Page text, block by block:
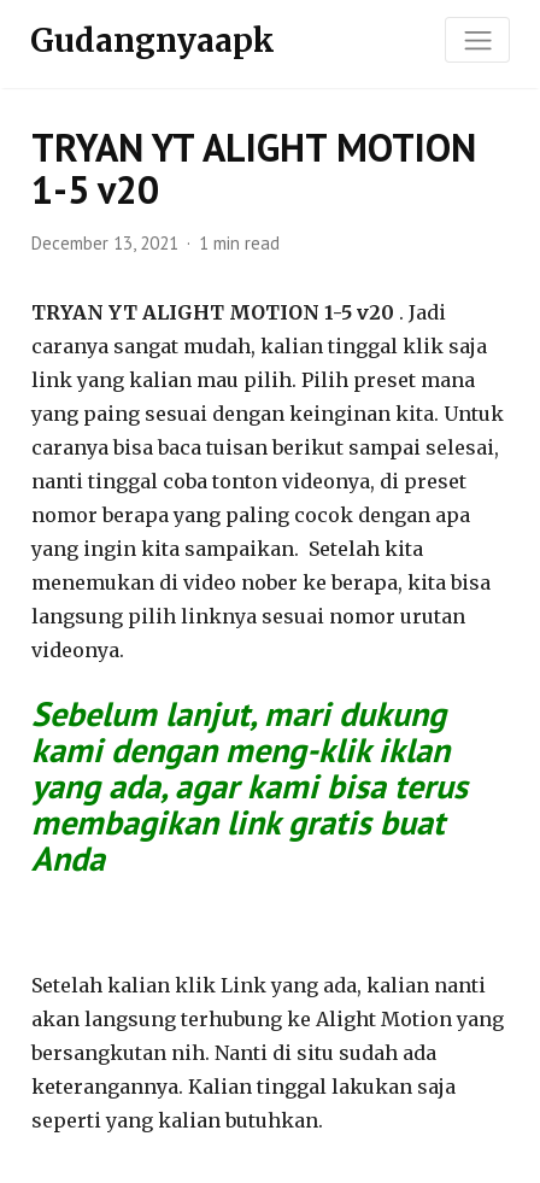
Gudangnyaapk
TRYAN YT ALIGHT MOTION
1-5 v20
December 13, 2021 1 min read
TRYAN YT ALIGHT MOTION 1-5 v20 . Jadi
caranya sangat mudah, kalian tinggal klik saja
link yang kalian mau pilih. Pilih preset mana
yang paing sesuai dengan keinginan kita. Untuk
caranya bisa baca tuisan berikut sampai selesai,
nanti tinggal coba tonton videonya, di preset
nomor berapa yang paling cocok dengan apa
yang ingin kita sampaikan. Setelah kita
menemukan di video nober ke berapa, kita bisa
langsung pilih linknya sesuai nomor urutan
videonya.
Sebelum lanjut, mari dukung
kami dengan meng-klik iklan
yang ada, agar kami bisa terus
membagikan link gratis buat
Anda
Setelah kalian klik Link yang ada, kalian nanti
akan langsung terhubung ke Alight Motion yang
bersangkutan nih. Nanti di situ sudah ada
keterangannya. Kalian tinggal lakukan saja
seperti yang kalian butuhkan.